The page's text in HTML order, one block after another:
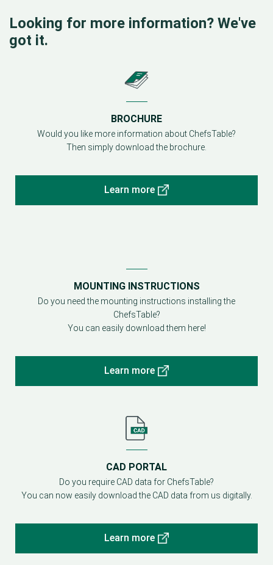
Looking for more information? We've
got it.
BROCHURE
Would you like more information about ChefsTable?
Then simply download the brochure.
Learn more
MOUNTING INSTRUCTIONS
Do you need the mounting instructions installing the
ChefsTable?
You can easily download them here!
Learn more
CAD PORTAL
Do you require CAD data for ChefsTable?
You can now easily download the CAD data from us digitally.
Learn more